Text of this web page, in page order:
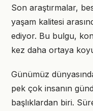
Son araştırmalar,
yaşam kalitesi
ediyor. Bu bulgu,
kez daha ortaya
Günümüz
pek çok insanın
başlıklardan biri.